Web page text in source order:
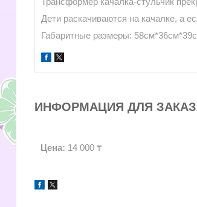
Дети раскачиваются на качалке, а
Габаритные размеры:
ИНФОРМАЦИЯ ДЛЯ
Цена: 14 000 ₸